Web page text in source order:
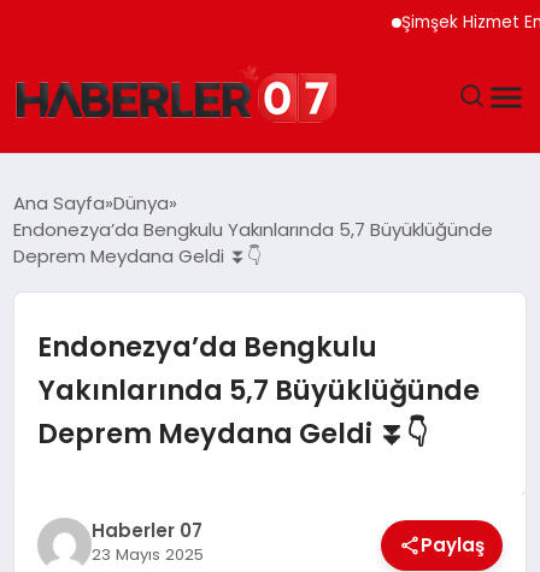
Şimşek Hizmet
EKONOMI
TEKNOLOJI
MAGAZIN
Ana Sayfa Dünya
Endonezya’da Bengkulu Yakınlarında 5,7 Büyüklüğünde
Deprem Meydana Geldi ⏬👇
Endonezya’da Bengkulu
Yakınlarında 5,7 Büyüklüğünde
Deprem Meydana Geldi ⏬👇
Haberler 07
23 Mayıs 2025 Paylaş